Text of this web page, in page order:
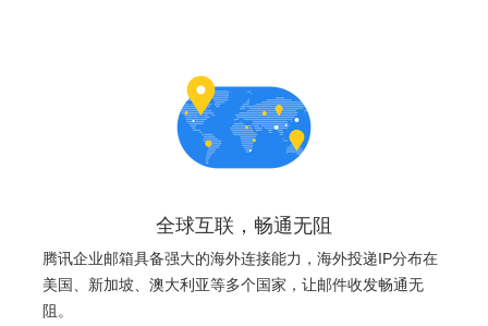
全球互联，畅通无阻
腾讯企业邮箱具备强大的海外连接能力，海外投递IP分布在
美国、新加坡、澳大利亚等多个国家，让邮件收发畅通无
阻。